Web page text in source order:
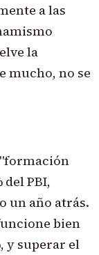
a las
la
mucho, no se
PBI,
un año atrás.
bien
y superar el